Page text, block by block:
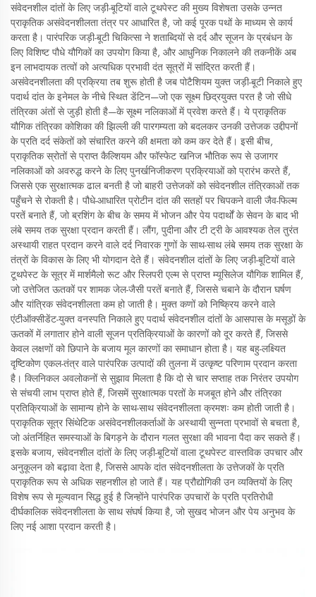
संवेदनशील दांतों के लिए जड़ी-बूटियों वाले टूथपेस्ट की मुख्य विशेषता उसके उन्नत
प्राकृतिक असंवेदनशीलता तंत्र पर आधारित है, जो कई पूरक पथों के माध्यम से कार्य
करता है। पारंपरिक जड़ी-बूटी चिकित्सा ने शताब्दियों से दर्द और सूजन के प्रबंधन के
लिए विशिष्ट पौधे यौगिकों का उपयोग किया है, और आधुनिक निकालने की तकनीकें अब
इन लाभदायक तत्वों को अत्यधिक प्रभावी दंत सूत्रों में सांद्रित करती हैं।
असंवेदनशीलता की प्रक्रिया तब शुरू होती है जब पोटैशियम युक्त जड़ी-बूटी निकाले हुए
पदार्थ दांत के इनेमल के नीचे स्थित डेंटिन—जो एक सूक्ष्म छिद्रयुक्त परत है जो सीधे
तंत्रिका अंतों से जुड़ी होती है—के सूक्ष्म नलिकाओं में प्रवेश करते हैं। ये प्राकृतिक
यौगिक तंत्रिका कोशिका की झिल्ली की पारगम्यता को बदलकर उनकी उत्तेजक उद्दीपनों
के प्रति दर्द संकेतों को संचारित करने की क्षमता को कम कर देते हैं। इसी बीच,
प्राकृतिक स्रोतों से प्राप्त कैल्शियम और फॉस्फेट खनिज भौतिक रूप से उजागर
नलिकाओं को अवरुद्ध करने के लिए पुनर्खनिजीकरण प्रक्रियाओं को प्रारंभ करते हैं,
जिससे एक सुरक्षात्मक ढाल बनती है जो बाहरी उत्तेजकों को संवेदनशील तंत्रिकाओं तक
पहुँचने से रोकती है। पौधे-आधारित प्रोटीन दांत की सतहों पर चिपकने वाली जैव-फिल्म
परतें बनाते हैं, जो ब्रशिंग के बीच के समय में भोजन और पेय पदार्थों के सेवन के बाद भी
लंबे समय तक सुरक्षा प्रदान करती हैं। लौंग, पुदीना और टी ट्री के आवश्यक तेल तुरंत
अस्थायी राहत प्रदान करने वाले दर्द निवारक गुणों के साथ-साथ लंबे समय तक सुरक्षा के
तंत्रों के विकास के लिए भी योगदान देते हैं। संवेदनशील दांतों के लिए जड़ी-बूटियों वाले
टूथपेस्ट के सूत्र में मार्शमैलो रूट और स्लिपरी एल्म से प्राप्त म्यूसिलेज यौगिक शामिल हैं,
जो उत्तेजित ऊतकों पर शामक जेल-जैसी परतें बनाते हैं, जिससे चबाने के दौरान घर्षण
और यांत्रिक संवेदनशीलता कम हो जाती है। मुक्त कणों को निष्क्रिय करने वाले
एंटीऑक्सीडेंट-युक्त वनस्पति निकाले हुए पदार्थ संवेदनशील दांतों के आसपास के मसूड़ों के
ऊतकों में लगातार होने वाली सूजन प्रतिक्रियाओं के कारणों को दूर करते हैं, जिससे
केवल लक्षणों को छिपाने के बजाय मूल कारणों का समाधान होता है। यह बहु-लक्ष्यित
दृष्टिकोण एकल-तंत्र वाले पारंपरिक उत्पादों की तुलना में उत्कृष्ट परिणाम प्रदान करता
है। क्लिनिकल अवलोकनों से सुझाव मिलता है कि दो से चार सप्ताह तक निरंतर उपयोग
से संचयी लाभ प्राप्त होते हैं, जिसमें सुरक्षात्मक परतों के मजबूत होने और तंत्रिका
प्रतिक्रियाओं के सामान्य होने के साथ-साथ संवेदनशीलता क्रमशः कम होती जाती है।
प्राकृतिक सूत्र सिंथेटिक असंवेदनशीलकर्ताओं के अस्थायी सुन्नता प्रभावों से बचता है,
जो अंतर्निहित समस्याओं के बिगड़ने के दौरान गलत सुरक्षा की भावना पैदा कर सकते हैं।
इसके बजाय, संवेदनशील दांतों के लिए जड़ी-बूटियों वाला टूथपेस्ट वास्तविक उपचार और
अनुकूलन को बढ़ावा देता है, जिससे आपके दांत संवेदनशीलता के उत्तेजकों के प्रति
प्राकृतिक रूप से अधिक सहनशील हो जाते हैं। यह प्रौद्योगिकी उन व्यक्तियों के लिए
विशेष रूप से मूल्यवान सिद्ध हुई है जिन्होंने पारंपरिक उपचारों के प्रति प्रतिरोधी
दीर्घकालिक संवेदनशीलता के साथ संघर्ष किया है, जो सुखद भोजन और पेय अनुभव के
लिए नई आशा प्रदान करती है।